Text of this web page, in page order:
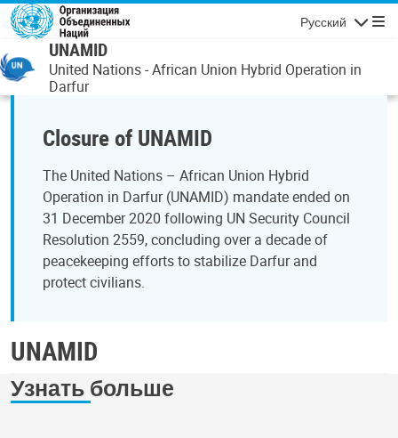
Перейти к основному содержанию
Русский
UNAMID
United Nations - African Union Hybrid Operation in
Darfur
Closure of UNAMID
The United Nations – African Union Hybrid
Operation in Darfur (UNAMID) mandate ended on
31 December 2020 following UN Security Council
Resolution 2559, concluding over a decade of
peacekeeping efforts to stabilize Darfur and
protect civilians.
UNAMID
Узнать больше